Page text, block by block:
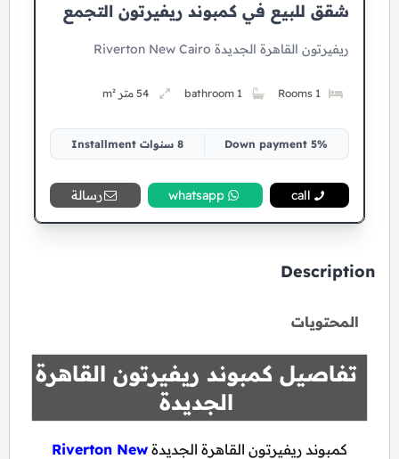
شقق للبيع في كمبوند ريفيرتون التجمع
ريفيرتون القاهرة الجديدة Riverton New Cairo
1 Rooms
1 bathroom 54 متر m²
5% Down payment 8 سنوات Installment
call
whatsapp رسالة
Description
المحتويات
تفاصيل كمبوند ريفيرتون القاهرة
الجديدة
كمبوند ريفيرتون القاهرة الجديدة Riverton New